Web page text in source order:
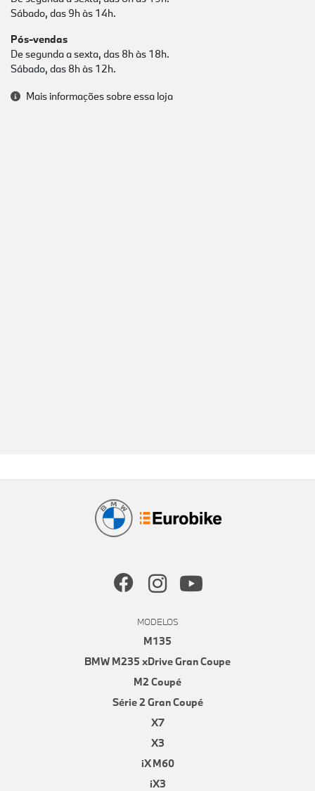
Sábado, das 9h às 14h.
Pós-vendas
De segunda a sexta, das 8h às 18h.
Sábado, das 8h às 12h.
Mais informações sobre essa loja
MODELOS
M135
BMW M235 xDrive Gran Coupe
M2 Coupé
Série 2 Gran Coupé
X7
X3
iX M60
iX3